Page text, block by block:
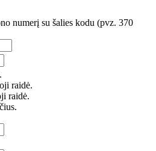
numerį su šalies kodu (pvz. 370
raidė.
raidė.